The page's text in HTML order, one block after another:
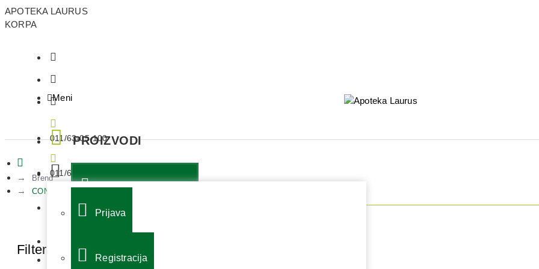
APOTEKA LAURUS
KORPA
011/63-05-100
011/63-05-101
063/113-69-44
ZAPOSLENJE
Meni
PROIZVODI
KOZMETIKA I NEGA
DERMOKOZMETIKA
Prijava
Registracija
Brend
CONTOUR
Filter Poništi